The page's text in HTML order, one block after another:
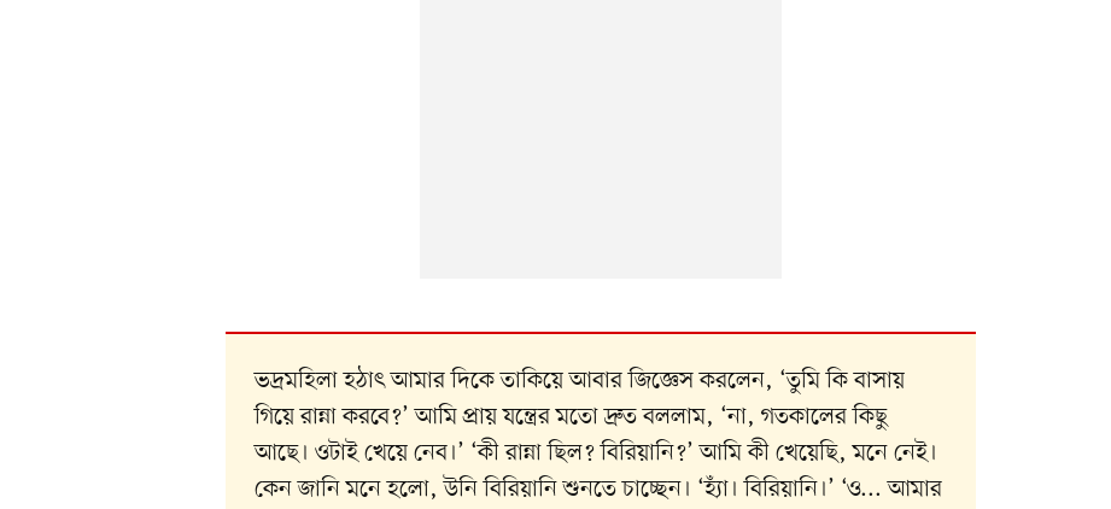
ভদ্রমহিলা হঠাৎ আমার দিকে তাকিয়ে আবার জিজ্ঞেস করলেন, ‘তুমি কি বাসায়
গিয়ে রান্না করবে?’ আমি প্রায় যন্ত্রের মতো দ্রুত বললাম, ‘না, গতকালের কিছু
আছে। ওটাই খেয়ে নেব।’ ‘কী রান্না ছিল? বিরিয়ানি?’ আমি কী খেয়েছি, মনে নেই।
কেন জানি মনে হলো, উনি বিরিয়ানি শুনতে চাচ্ছেন। ‘হ্যাঁ। বিরিয়ানি।’ ‘ও... আমার